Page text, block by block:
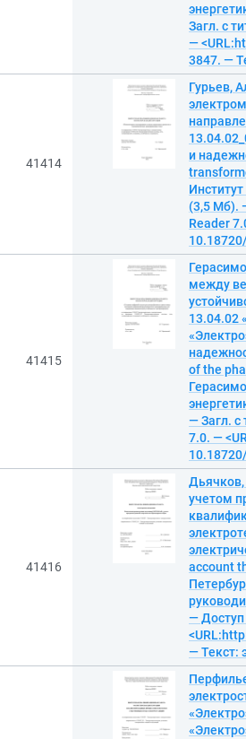
Загл. с
—
3847. —
41414
Гурьев,
и
(3,5 Мб).
Reader
41415
между
13.04.02
of the
— Загл. с
7.0. —
41416
учетом
account
— Доступ
— Текст: